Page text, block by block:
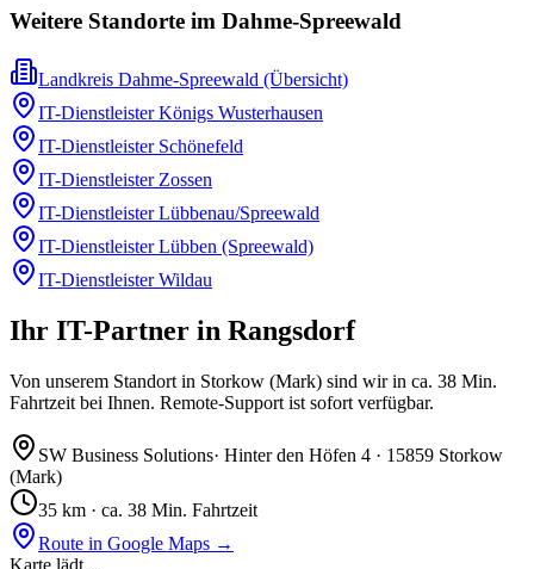
Weitere Standorte im Dahme-Spreewald
Landkreis Dahme-Spreewald (Übersicht)
IT-DienstleisterKönigs Wusterhausen
IT-Dienstleister Schönefeld
IT-Dienstleister Zossen
IT-DienstleisterLübbenau/Spreewald
IT-DienstleisterLübben (Spreewald)
IT-DienstleisterWildau
Ihr IT-Partner in Rangsdorf
Von unserem Standort in Storkow (Mark) sind wir in ca. 38 Min.
Fahrtzeit bei Ihnen. Remote-Support ist sofort verfügbar.
SW Business Solutions· Hinter den Höfen 4 · 15859 Storkow
(Mark)
35 km · ca. 38 Min. Fahrtzeit
Route in Google Maps →
Karte lädt…